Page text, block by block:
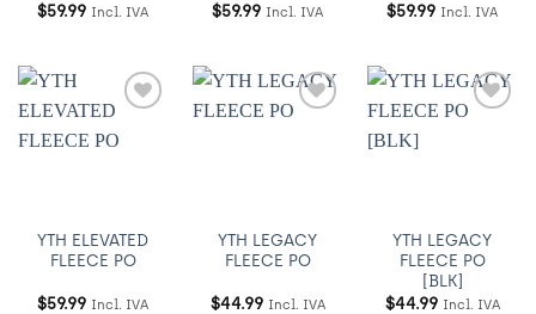
$59.99 Incl. IVA
$59.99 Incl. IVA
$59.99 Incl. IVA
YTH ELEVATED
FLEECE PO
$59.99 Incl. IVA
YTH LEGACY
FLEECE PO
$44.99 Incl. IVA
YTH LEGACY
FLEECE PO
[BLK]
$44.99 Incl. IVA